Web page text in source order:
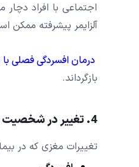
اجتماعی با افراد
آلزایمر پیشرفته ممکن
درمان افسردگی فصلی با
بازگرداند.
4. تغییر در شخصیت و رفتار
تغییرات مغزی که در